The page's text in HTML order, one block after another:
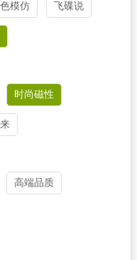
模仿 飞碟说
时尚磁性
高端品质